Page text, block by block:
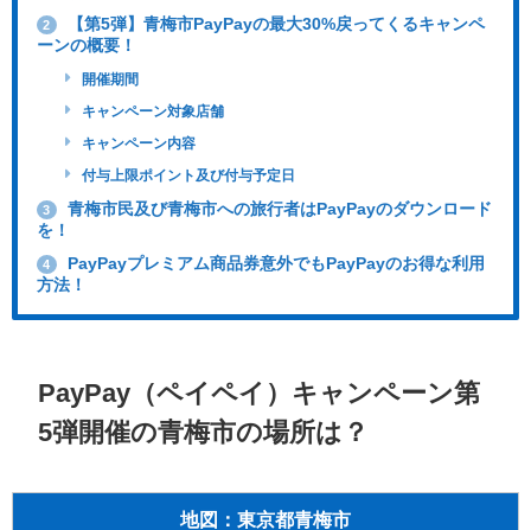
2
【第5弾】青梅市PayPayの最大30%戻ってくるキャンペ
ーンの概要！
開催期間
キャンペーン対象店舗
キャンペーン内容
付与上限ポイント及び付与予定日
3
青梅市民及び青梅市への旅行者はPayPayのダウンロード
を！
4
PayPayプレミアム商品券意外でもPayPayのお得な利用
方法！
PayPay（ペイペイ）キャンペーン第
5弾開催の青梅市の場所は？
地図：東京都青梅市